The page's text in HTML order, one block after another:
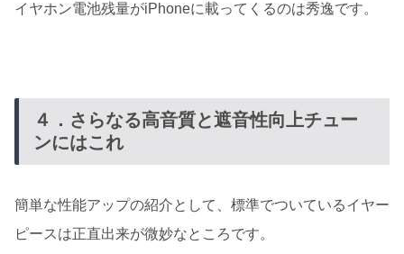
イヤホン電池残量がiPhoneに載ってくるのは秀逸です。
４．さらなる高音質と遮音性向上チュー
ンにはこれ
簡単な性能アップの紹介として、標準でついているイヤー
ピースは正直出来が微妙なところです。